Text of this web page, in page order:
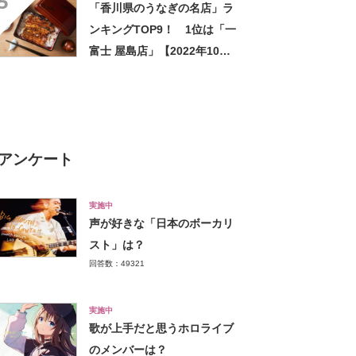
「香川県のうなぎの名店」ラ
ンキングTOP9！ 1位は「一
富士 屋島店」【2022年10月
アンケート
実施中
声が好きな「日本のボーカリ
スト」は？
回答数：49321
実施中
歌が上手だと思うホロライブ
のメンバーは？